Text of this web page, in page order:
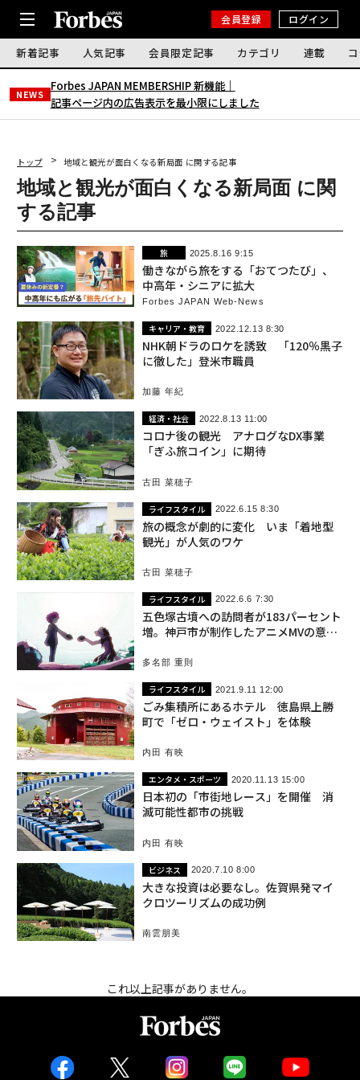
会員登録 ログイン
新着記事 人気記事 会員限定記事 カテゴリ 連載
NEWS
Forbes JAPAN MEMBERSHIP 新機能｜
記事ページ内の広告表示を最小限にしました
トップ 地域と観光が面白くなる新局面 に関する記事
地域と観光が面白くなる新局面 に関
する記事
旅 2025.8.16 9:15
働きながら旅をする「おてつたび」、
中高年・シニアに拡大
Forbes JAPAN Web-News
キャリア・教育 2022.12.13 8:30
NHK朝ドラのロケを誘致 「120％黒子
に徹した」登米市職員
加藤 年紀
経済・社会 2022.8.13 11:00
コロナ後の観光 アナログなDX事業
「ぎふ旅コイン」に期待
古田 菜穂子
ライフスタイル 2022.6.15 8:30
旅の概念が劇的に変化 いま「着地型
観光」が人気のワケ
古田 菜穂子
ライフスタイル 2022.6.6 7:30
五色塚古墳への訪問者が183パーセント
増。神戸市が制作したアニメMVの意外
多名部 重則
ライフスタイル 2021.9.11 12:00
ごみ集積所にあるホテル 徳島県上勝
町で「ゼロ・ウェイスト」を体験
内田 有映
エンタメ・スポーツ 2020.11.13 15:00
日本初の「市街地レース」を開催 消
滅可能性都市の挑戦
内田 有映
ビジネス 2020.7.10 8:00
大きな投資は必要なし。佐賀県発マイ
クロツーリズムの成功例
南雲朋美
これ以上記事がありません。